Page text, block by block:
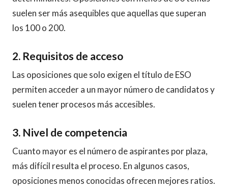
suelen ser más asequibles que aquellas que superan
los 100 o 200.
2. Requisitos de acceso
Las oposiciones que solo exigen el título de ESO
permiten acceder a un mayor número de candidatos y
suelen tener procesos más accesibles.
3. Nivel de competencia
Cuanto mayor es el número de aspirantes por plaza,
más difícil resulta el proceso. En algunos casos,
oposiciones menos conocidas ofrecen mejores ratios.